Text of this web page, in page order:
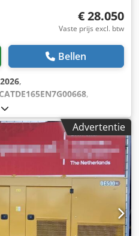
€ 28.050
Vaste prijs excl. btw
Bellen
2026,
CATDE165EN7G00668,
1.926 kg
Afmetingen laadruimte: 334 x
Watertankinhoud: 325 l
voor meer informatie. =
= - Accu - Bedieningspaneel
Abjwrwk Domek
Advertentie